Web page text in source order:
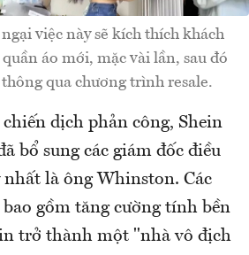
việc này sẽ kích thích khách
áo mới, mặc vài lần, sau đó
qua chương trình resale.
dịch phản công, Shein
bổ sung các giám đốc điều
nhất là ông Whinston. Các
gồm tăng cường tính bền
trở thành một "nhà vô địch